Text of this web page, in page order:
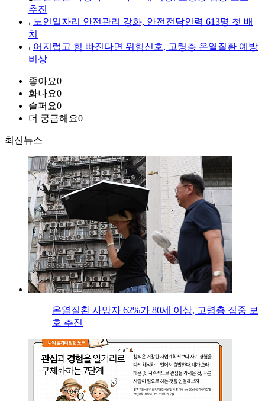
추진
⌞ 노인일자리 안전관리 강화, 안전전담인력 613명 첫 배
치
⌞ 어지럽고 힘 빠진다면 위험신호, 고령층 온열질환 예방
비상
좋아요0
화나요0
슬퍼요0
더 궁금해요0
최신뉴스
온열질환 사망자 62%가 80세 이상, 고령층 집중 보
호 추진